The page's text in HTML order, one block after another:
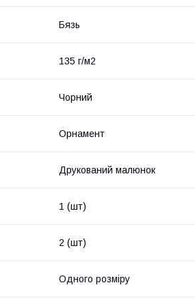
Бязь
135 г/м2
Чорний
Орнамент
Друкований малюнок
1 (шт)
2 (шт)
Одного розміру